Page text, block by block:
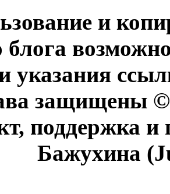
и
блога
указания
защищены
поддержка
Бажухина